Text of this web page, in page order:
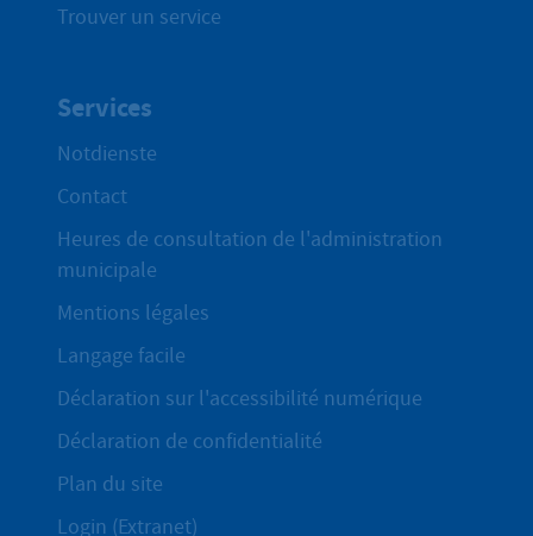
Trouver un service
Services
Notdienste
Contact
Heures de consultation de l'administration
municipale
Mentions légales
Langage facile
Déclaration sur l'accessibilité numérique
Déclaration de confidentialité
Plan du site
Login (Extranet)